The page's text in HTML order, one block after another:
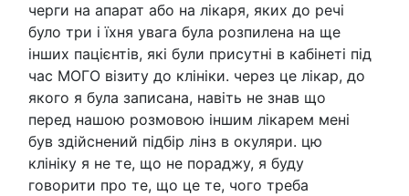
черги на апарат або на лікаря, яких до речі
було три і їхня увага була розпилена на ще
інших пацієнтів, які були присутні в кабінеті під
час МОГО візиту до клініки. через це лікар, до
якого я була записана, навіть не знав що
перед нашою розмовою іншим лікарем мені
був здійснений підбір лінз в окуляри. цю
клініку я не те, що не пораджу, я буду
говорити про те, що це те, чого треба